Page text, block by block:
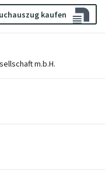
kaufen
m.b.H.